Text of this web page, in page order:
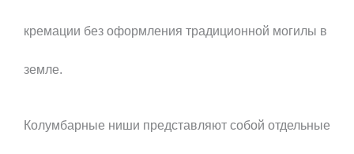
кремации без оформления традиционной могилы в
земле.
Колумбарные ниши представляют собой отдельные